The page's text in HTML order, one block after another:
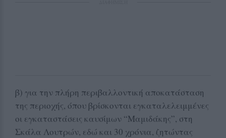
β) για την πλήρη περιβαλλοντική αποκατάσταση
της περιοχής, όπου βρίσκονται εγκαταλελειμμένες
οι εγκαταστάσεις καυσίμων “Μαμιδάκης”, στη
Σκάλα Λουτρών, εδώ και 30 χρόνια, ζητώντας